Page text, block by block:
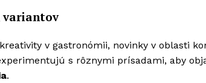
variantov
v gastronómii, novinky v oblasti
s rôznymi prísadami, aby
.